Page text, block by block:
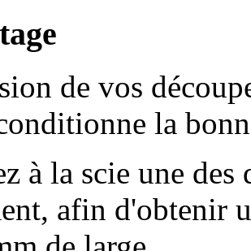
de vos
la
à la scie une
afin d'obtenir